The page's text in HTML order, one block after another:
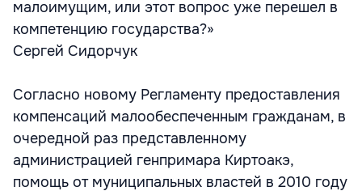
малоимущим, или этот вопрос уже перешел в
компетенцию государства?»
Сергей Сидорчук
Согласно новому Регламенту предоставления
компенсаций малообеспеченным гражданам, в
очередной раз представленному
администрацией генпримара Киртоакэ,
помощь от муниципальных властей в 2010 году